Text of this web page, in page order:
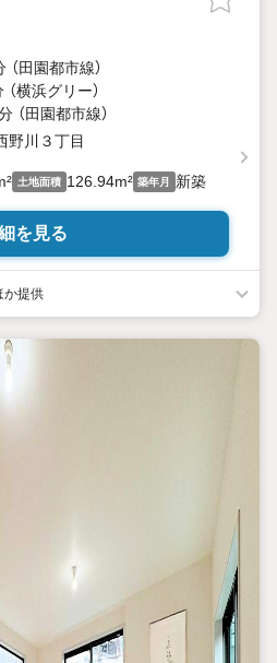
（田園都市線）
（横浜グリー）
（田園都市線）
野川３丁目
土地面積 126.94m² 築年月 新築
を見る
か提供